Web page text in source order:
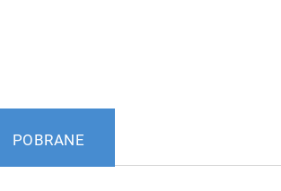
POBRANE